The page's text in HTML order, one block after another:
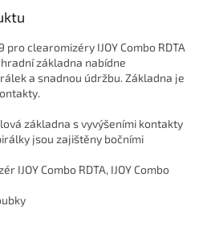
clearomizéry IJOY Combo RDTA
základna nabídne
a snadnou údržbu. Základna je
základna s vyvýšeními kontakty
jsou zajištěny bočními
IJOY Combo RDTA, IJOY Combo